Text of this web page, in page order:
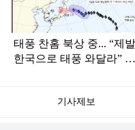
태풍 찬홈 북상 중... “제발
한국으로 태풍 와달라” 말
기사제보